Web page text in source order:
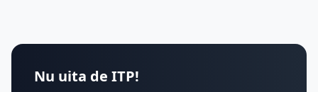
Nu uita de ITP!